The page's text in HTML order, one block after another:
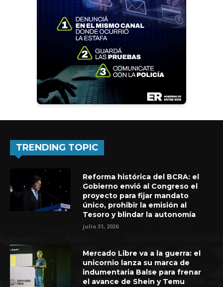
TRENDING TOPIC
Reforma histórica del BCRA: el
Gobierno envió al Congreso el
proyecto para fijar mandato
único, prohibir la emisión al
Tesoro y blindar la autonomía
julio 31, 2026
Mercado Libre va a la guerra: el
unicornio lanza su marca de
indumentaria Balse para frenar
el avance de Shein y Temu